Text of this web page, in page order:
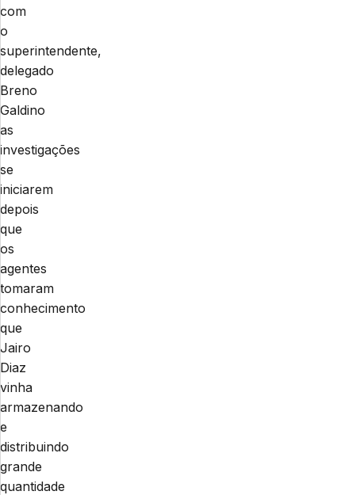
com
o
superintendente,
delegado
Breno
Galdino
as
investigações
se
iniciarem
depois
que
os
agentes
tomaram
conhecimento
que
Jairo
Diaz
vinha
armazenando
e
distribuindo
grande
quantidade